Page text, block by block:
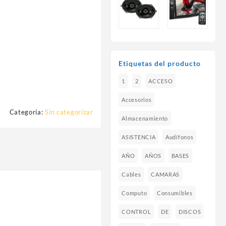
Categoría:Sin categorizar
Etiquetas del producto
1 2 ACCESO
Accesorios
Almacenamiento
ASISTENCIA Audífonos
AÑO AÑOS BASES
Cables CAMARAS
Computo Consumibles
CONTROL DE DISCOS